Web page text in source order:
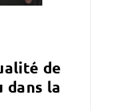
dans la